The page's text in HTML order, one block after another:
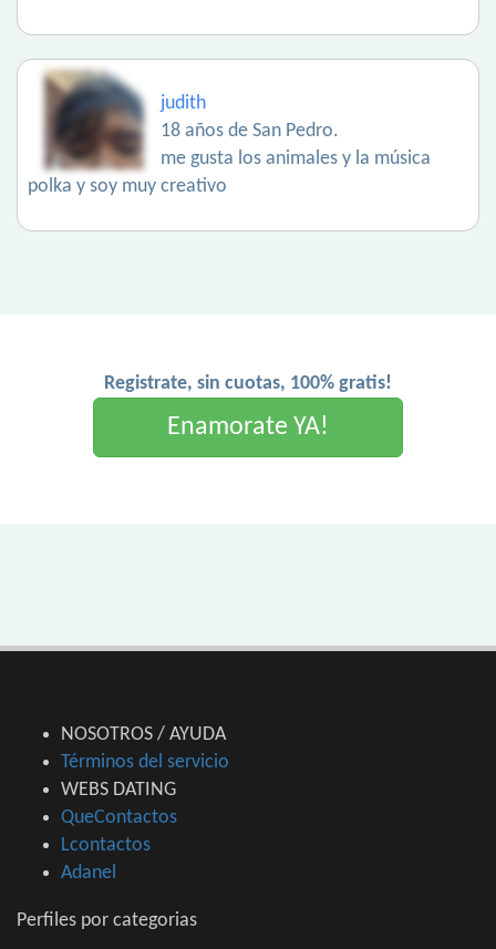
judith
18 años de San Pedro.
me gusta los animales y la música
polka y soy muy creativo
Registrate, sin cuotas, 100% gratis!
Enamorate YA!
NOSOTROS / AYUDA
Términos del servicio
WEBS DATING
QueContactos
Lcontactos
Adanel
Perfiles por categorias